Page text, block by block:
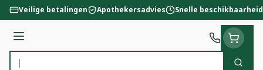
Ga naar de inhoud
Veilige betalingen Apothekersadvies Snelle beschikbaarheid
Menu
Product, merk, categorie...
Zoek